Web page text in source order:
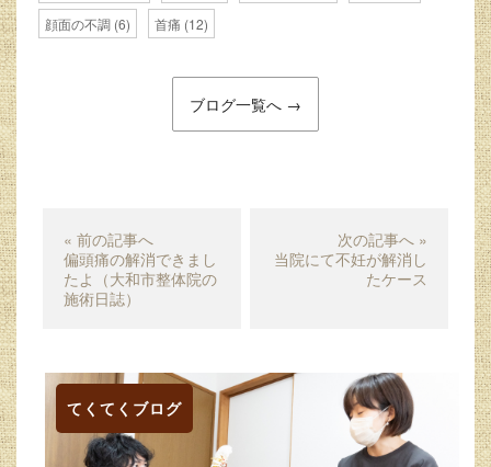
顔面の不調 (6) 首痛 (12)
ブログ一覧へ →
« 前の記事へ
偏頭痛の解消できまし
たよ（大和市整体院の
施術日誌）
次の記事へ »
当院にて不妊が解消し
たケース
てくてくブログ